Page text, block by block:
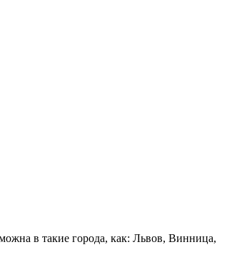
в такие города, как: Львов, Винница,